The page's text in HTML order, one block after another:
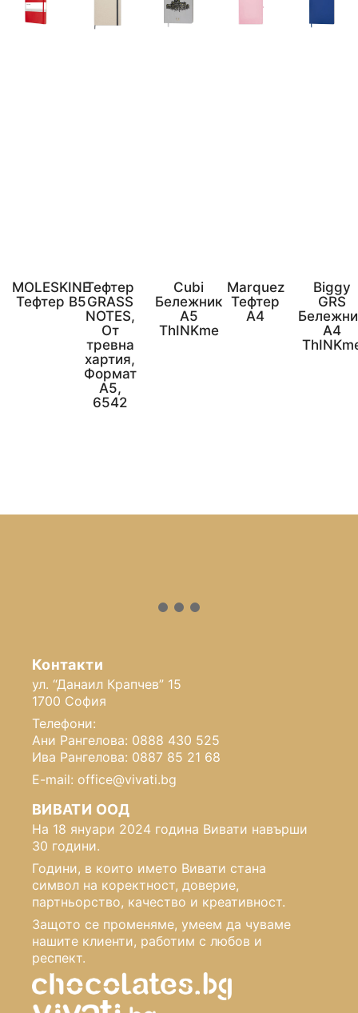
MOLESKINE
Тефтер B5
Тефтер
GRASS
NOTES,
От
тревна
хартия,
Формат
А5,
6542
Cubi
Бележник
А5
ThINKme
Marquez
Тефтер
A4
Biggy
GRS
A4
Контакти
ул. “Данаил Крапчев” 15
1700 София
Телефони:
Ани Рангелова: 0888 430 525
Ива Рангелова: 0887 85 21 68
E-mail: office@vivati.bg
ВИВАТИ ООД
На 18 януари 2024 година Вивати навърши
30 години.
Години, в които името Вивати стана
символ на коректност, доверие,
партньорство, качество и креативност.
Защото се променяме, умеем да чуваме
нашите клиенти, работим с любов и
респект.